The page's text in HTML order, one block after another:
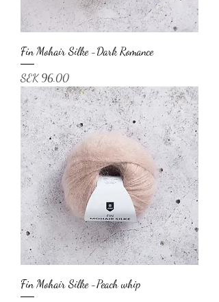
Fin Mohair Silke -Dark Romance
Price
SEK 96.00
Fin Mohair Silke -Peach whip